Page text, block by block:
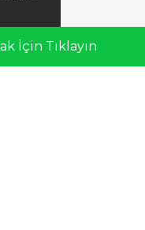
İçin Tıklayın
Üye Girişi